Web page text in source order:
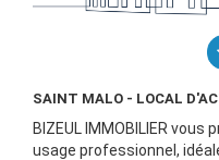
SAINT MALO - LOCAL
BIZEUL IMMOBILIER
usage professionnel,